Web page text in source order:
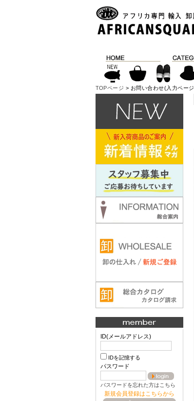
TOPページ > お問い合わせ(入力ペー
ID(メールアドレス)
IDを記憶する
パスワード
パスワードを忘れた方はこちら
新規会員登録はこちらから